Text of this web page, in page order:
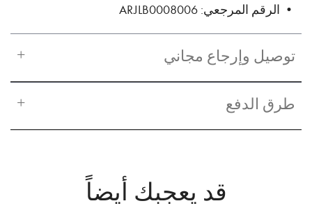
• الرقم المرجعي: ARJLB0008006
توصيل وإرجاع مجاني
طرق الدفع
قد يعجبك أيضاً